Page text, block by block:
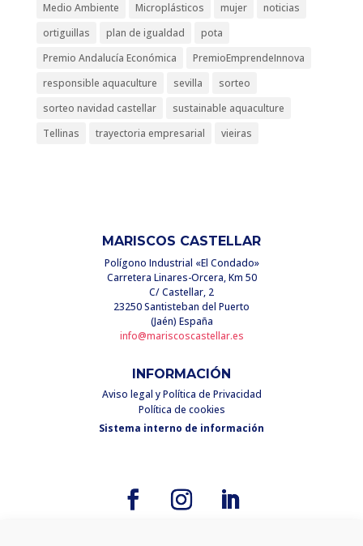
Medio Ambiente
Microplásticos mujer
noticias
ortiguillas
plan de igualdad
pota
Premio Andalucía Económica
PremioEmprendeInnova
responsible aquaculture
sevilla
sorteo
sorteo navidad castellar
sustainable aquaculture
Tellinas
trayectoria empresarial vieiras
MARISCOS CASTELLAR
Polígono Industrial «El Condado»
Carretera Linares-Orcera, Km 50
C/ Castellar, 2
23250 Santisteban del Puerto
(Jaén) España
info@mariscoscastellar.es
INFORMACIÓN
Aviso legal y Política de Privacidad
Política de cookies
Sistema interno de información